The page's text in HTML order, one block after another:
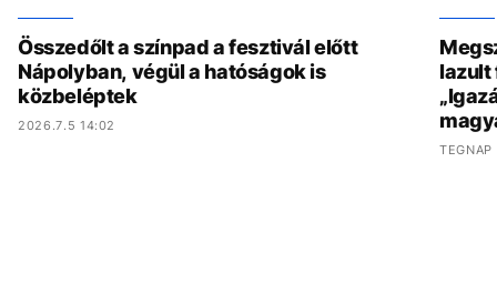
Összedőlt a színpad a fesztivál előtt
Nápolyban, végül a hatóságok is
közbeléptek
2026.7.5 14:02
lazult